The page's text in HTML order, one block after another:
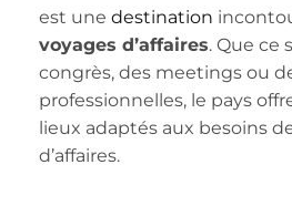
est une destination
voyages d’affaires. Que ce
congrès, des meetings ou
professionnelles, le pays
lieux adaptés aux besoins
d’affaires.